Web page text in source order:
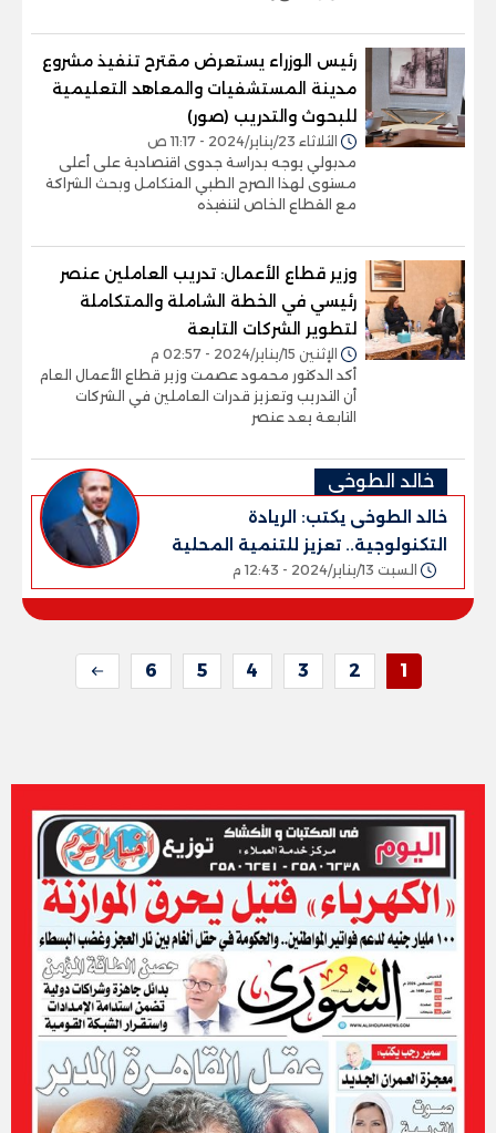
رئيس الوزراء يستعرض مقترح تنفيذ مشروع
مدينة المستشفيات والمعاهد التعليمية
للبحوث والتدريب (صور)
الثلاثاء 23/يناير/2024 - 11:17 ص
مدبولي يوجه بدراسة جدوى اقتصادية على أعلى
مستوى لهذا الصرح الطبي المتكامل وبحث الشراكة
مع القطاع الخاص لتنفيذه
وزير قطاع الأعمال: تدريب العاملين عنصر
رئيسي في الخطة الشاملة والمتكاملة
لتطوير الشركات التابعة
الإثنين 15/يناير/2024 - 02:57 م
أكد الدكتور محمود عصمت وزير قطاع الأعمال العام
أن التدريب وتعزيز قدرات العاملين في الشركات
التابعة يعد عنصر
خالد الطوخى
خالد الطوخى يكتب: الريادة
التكنولوجية.. تعزيز للتنمية المحلية
السبت 13/يناير/2024 - 12:43 م
1
2
3
4
5
6